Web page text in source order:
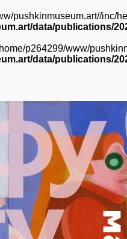
pushkinmuseum.art//inc/
data/publications/
p264299/www/
data/publications/